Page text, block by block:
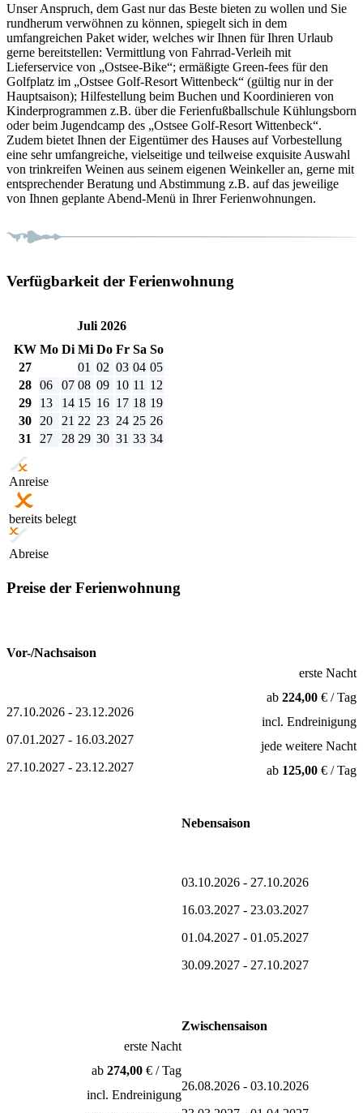
Unser Anspruch, dem Gast nur das Beste bieten zu wollen und Sie
rundherum verwöhnen zu können, spiegelt sich in dem
umfangreichen Paket wider, welches wir Ihnen für Ihren Urlaub
gerne bereitstellen: Vermittlung von Fahrrad-Verleih mit
Lieferservice von „Ostsee-Bike“; ermäßigte Green-fees für den
Golfplatz im „Ostsee Golf-Resort Wittenbeck“ (gültig nur in der
Hauptsaison); Hilfestellung beim Buchen und Koordinieren von
Kinderprogrammen z.B. über die Ferienfußballschule Kühlungsborn
oder beim Jugendcamp des „Ostsee Golf-Resort Wittenbeck“.
Zudem bietet Ihnen der Eigentümer des Hauses auf Vorbestellung
eine sehr umfangreiche, vielseitige und teilweise exquisite Auswahl
von trinkreifen Weinen aus seinem eigenen Weinkeller an, gerne mit
entsprechender Beratung und Abstimmung z.B. auf das jeweilige
von Ihnen geplante Abend-Menü in Ihrer Ferienwohnungen.
Verfügbarkeit der Ferienwohnung
Juli 2026
KW Mo Di Mi Do Fr Sa So
27
01 02 03 04 05
28 06 07 08 09 10 11 12
29
13 14 15 16 17 18 19
30
20 21 22 23 24 25 26
31
27 28 29 30 31 33 34
Anreise
bereits belegt
Abreise
Preise der Ferienwohnung
Vor-/Nachsaison
27.10.2026 - 23.12.2026
07.01.2027 - 16.03.2027
27.10.2027 - 23.12.2027
erste Nacht
ab 224,00€ / Tag
incl. Endreinigung
jede weitere Nacht
ab 125,00€ / Tag
Nebensaison
03.10.2026 - 27.10.2026
16.03.2027 - 23.03.2027
01.04.2027 - 01.05.2027
30.09.2027 - 27.10.2027
erste Nacht
ab 274,00€ / Tag
incl. Endreinigung
Zwischensaison
26.08.2026 - 03.10.2026